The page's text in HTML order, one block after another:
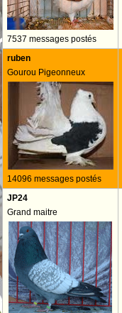
7537 messages postés
ruben
Gourou Pigeonneux
14096 messages postés
JP24
Grand maitre